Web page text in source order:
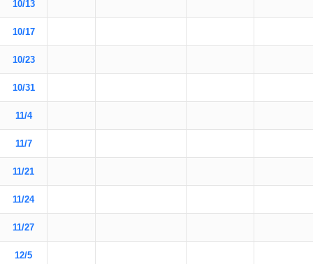
10/13
10/17
10/23
10/31
11/4
11/7
11/21
11/24
11/27
12/5